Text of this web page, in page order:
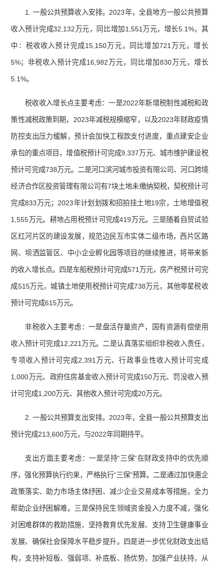
1. 一般公共预算收入安排。2023年，全县地方一般公共预算
收入预计完成32,132万元，同比增加1,551万元，增长5.1%，其
中：税收收入预计完成15,150万元，同比增加721万元，增长
5%；非税收入预计完成16,982万元，同比增加830万元，增长
5.1%。
税收收入增长点主要考虑：一是2022年新增税制性减税和政
策性减税政策到期，2023年减税规模缩窄，以及2023年财政疫情
防控支出压力缓解，预计会加快工程款支付进度，重点建安企业
承包的重点项目，增值税预计可完成9,337万元、城市维护建设税
预计可完成738万元。二是河口滨河城市投资有限公司、河口跨境
经济合作区投资管理有限公司有7块土地未缴纳契税，契税预计可
完成833万元；2023年计划划拨和招拍挂土地19宗，土地增值税
1,555万元。耕地占用税预计可完成419万元。三是随着自贸试验
区红河片区的建设发展，规范边民互市实体二级市场，西片区路
网、坝洒监管区、中小企业孵化园等项目的继续推进，将带来新
的收入增长点。四是车船税预计可完成571万元，房产税预计可完
成515万元，城镇土地使用税预计可完成738万元，其他零星税收
预计可完成615万元。
非税收入主要考虑：一是盘活存量资产，国有资源有偿使用
收入预计可完成12,221万元。二是认真落实组织非税收入责任，
专项收入预计可完成2,391万元、行政事业性收入预计可完成
1,000万元、政府住房基金收入预计可完成150万元、罚没收入预
计可完成1,200万元、其他收入预计可完成20万元。
2. 一般公共预算支出安排。2023年，全县一般公共预算支出
预计完成213,600万元，与2022年同期持平。
支出方面主要考虑：一是坚持“三保”在财政支持中的优先顺
序，强化预算执行约束，严格执行“三保”预算。二是通过加快惠企
政策落实、助力市场主体纾困、减少企业交易成本等措施，全力
帮助企业纾困解难。三是保持民生领域资金投入力度不减，强化
对困难群体的救助措施、坚持教育优先发展、支持卫生健康事业
发展、确保社会保障水平稳步提升。四是进一步优化财政支出结
构，支持补短板、强弱项、补底板、扬优势，加强产业扶持，从